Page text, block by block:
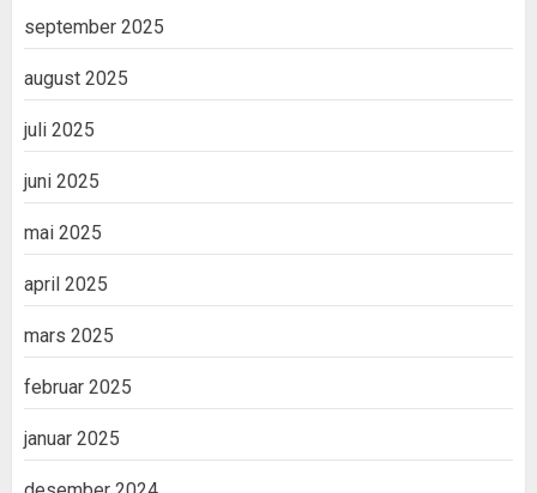
september 2025
august 2025
juli 2025
juni 2025
mai 2025
april 2025
mars 2025
februar 2025
januar 2025